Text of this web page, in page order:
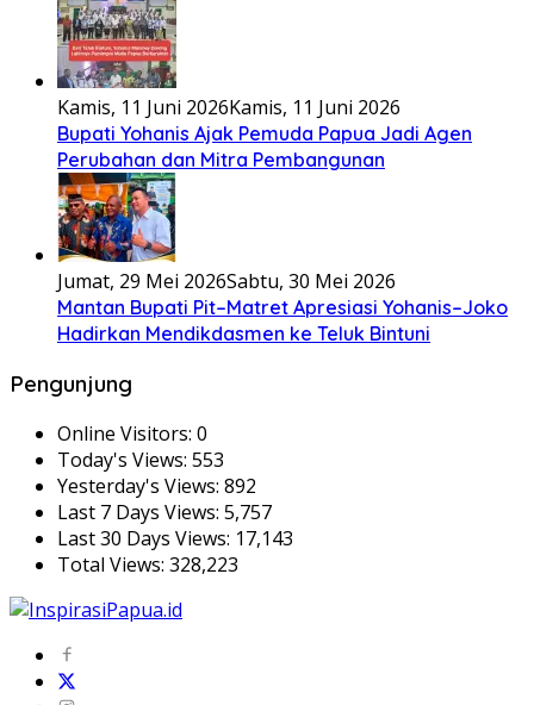
Kamis, 11 Juni 2026Kamis, 11 Juni 2026
Bupati Yohanis Ajak Pemuda Papua Jadi Agen
Perubahan dan Mitra Pembangunan
Jumat, 29 Mei 2026Sabtu, 30 Mei 2026
Mantan Bupati Pit–Matret Apresiasi Yohanis–Joko
Hadirkan Mendikdasmen ke Teluk Bintuni
Pengunjung
Online Visitors: 0
Today's Views: 553
Yesterday's Views: 892
Last 7 Days Views: 5,757
Last 30 Days Views: 17,143
Total Views: 328,223